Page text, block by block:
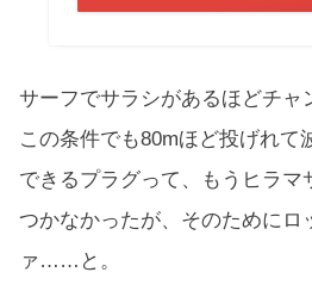
サーフでサラシがあるほどチャ
この条件でも80mほど投げれて
できるプラグって、もうヒラマ
つかなかったが、そのためにロ
ァ……と。